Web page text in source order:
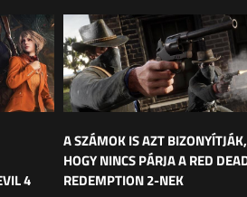
4
A SZÁMOK IS AZT BIZONYÍTJÁK,
HOGY NINCS PÁRJA A RED
REDEMPTION 2-NEK